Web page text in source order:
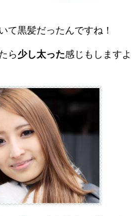
て黒髪だったんですね！
ら少し太った感じもしますよ